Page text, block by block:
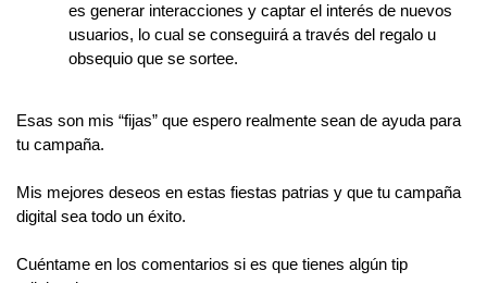
es generar interacciones y captar el interés de nuevos
usuarios, lo cual se conseguirá a través del regalo u
obsequio que se sortee.
Esas son mis “fijas” que espero realmente sean de ayuda para
tu campaña.
Mis mejores deseos en estas fiestas patrias y que tu campaña
digital sea todo un éxito.
Cuéntame en los comentarios si es que tienes algún tip